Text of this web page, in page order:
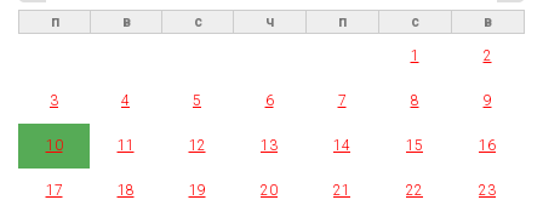
п в с ч п с
в
1
2
3 4 5 6 7 8 9
10 11 12 13 14 15 16
17 18 19 20 21 22 23